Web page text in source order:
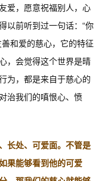
爱，愿意祝福别人，心
以前听到过一句话：“你
和爱的慈心，它的特征
，会觉得这个世界是晴
为，都是来自于慈心的
治我们的嗔恨心、愤
长处、可爱面。不管是
果能够看到他的可爱